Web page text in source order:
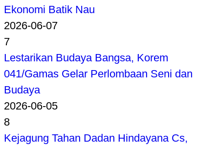
Ekonomi Batik Nau
2026-06-07
7
Lestarikan Budaya Bangsa, Korem
041/Gamas Gelar Perlombaan Seni dan
Budaya
2026-06-05
8
Kejagung Tahan Dadan Hindayana Cs,